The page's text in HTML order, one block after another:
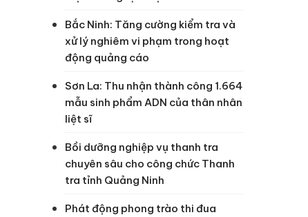
Bắc Ninh: Tăng cường kiểm tra và
xử lý nghiêm vi phạm trong hoạt
động quảng cáo
Sơn La: Thu nhận thành công 1.664
mẫu sinh phẩm ADN của thân nhân
liệt sĩ
Bồi dưỡng nghiệp vụ thanh tra
chuyên sâu cho công chức Thanh
tra tỉnh Quảng Ninh
Phát động phong trào thi đua